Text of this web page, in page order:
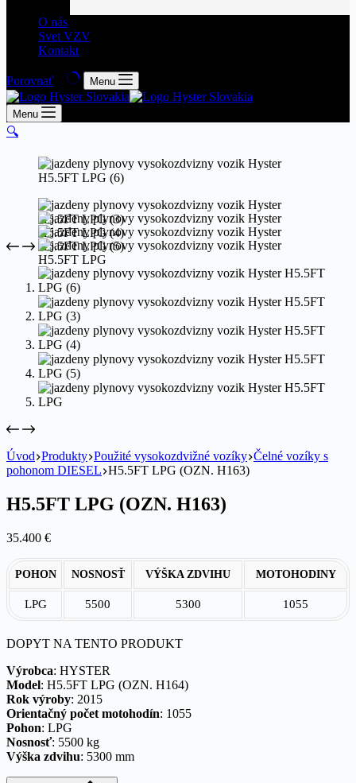
O nás
Svet VZV
Kontakt
Porovnať Menu
Menu
🔍
Úvod Produkty Použité vysokozdvižné vozíky Čelné vozíky s
pohonom DIESEL H5.5FT LPG (OZN. H163)
H5.5FT LPG (OZN. H163)
35.400 €
POHON NOSNOSŤ VÝŠKA ZDVIHU MOTOHODINY
LPG 5500 5300 1055
DOPYT NA TENTO PRODUKT
Výrobca: HYSTER
Model: H5.5FT LPG (OZN. H164)
Rok výroby: 2015
Orientačný počet motohodín: 1055
Pohon: LPG
Nosnosť: 5500 kg
Výška zdvihu: 5300 mm